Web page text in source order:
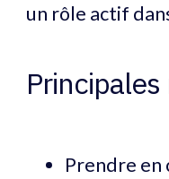
un rôle actif
Prendre en